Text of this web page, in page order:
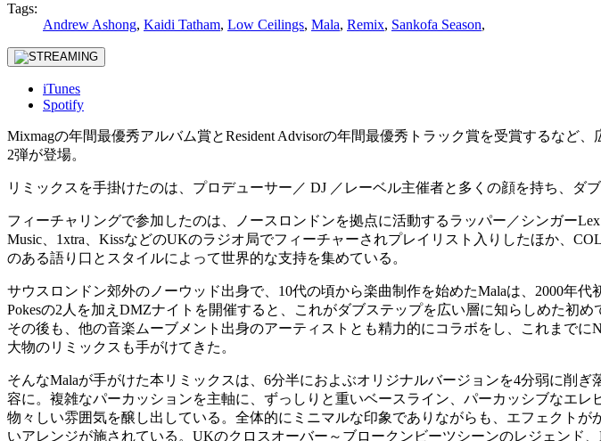
Tags:
Andrew Ashong, Kaidi Tatham, Low Ceilings, Mala, Remix, Sankofa Season,
iTunes
Spotify
Mixmagの年間最優秀アルバム賞とResident Advisorの年間最優秀トラック賞を受賞するなど
2弾が登場。
リミックスを手掛けたのは、プロデューサー／ DJ ／レーベル主催者と多くの顔を持ち、ダ
フィーチャリングで参加したのは、ノースロンドンを拠点に活動するラッパー／シンガー
Music、1xtra、KissなどのUKのラジオ局でフィーチャーされプレイリスト入りしたほか、
のある語り口とスタイルによって世界的な支持を集めている。
サウスロンドン郊外のノーウッド出身で、10代の頃から楽曲制作を始めたMalaは、2000年
Pokesの2人を加えDMZナイトを開催すると、これがダブステップを広い層に知らしめた初め
その後も、他の音楽ムーブメント出身のアーティストとも精力的にコラボをし、これまでに
大物のリミックスも手がけてきた。
そんなMalaが手がけた本リミックスは、6分半におよぶオリジナルバージョンを4分弱に削
容に。複雑なパーカッションを主軸に、ずっしりと重いベースライン、パーカッシブなエ
物々しい雰囲気を醸し出している。全体的にミニマルな印象でありながらも、エフェクト
いアレンジが施されている。UKのクロスオーバー～ブロークンビーツシーンのレジェンド